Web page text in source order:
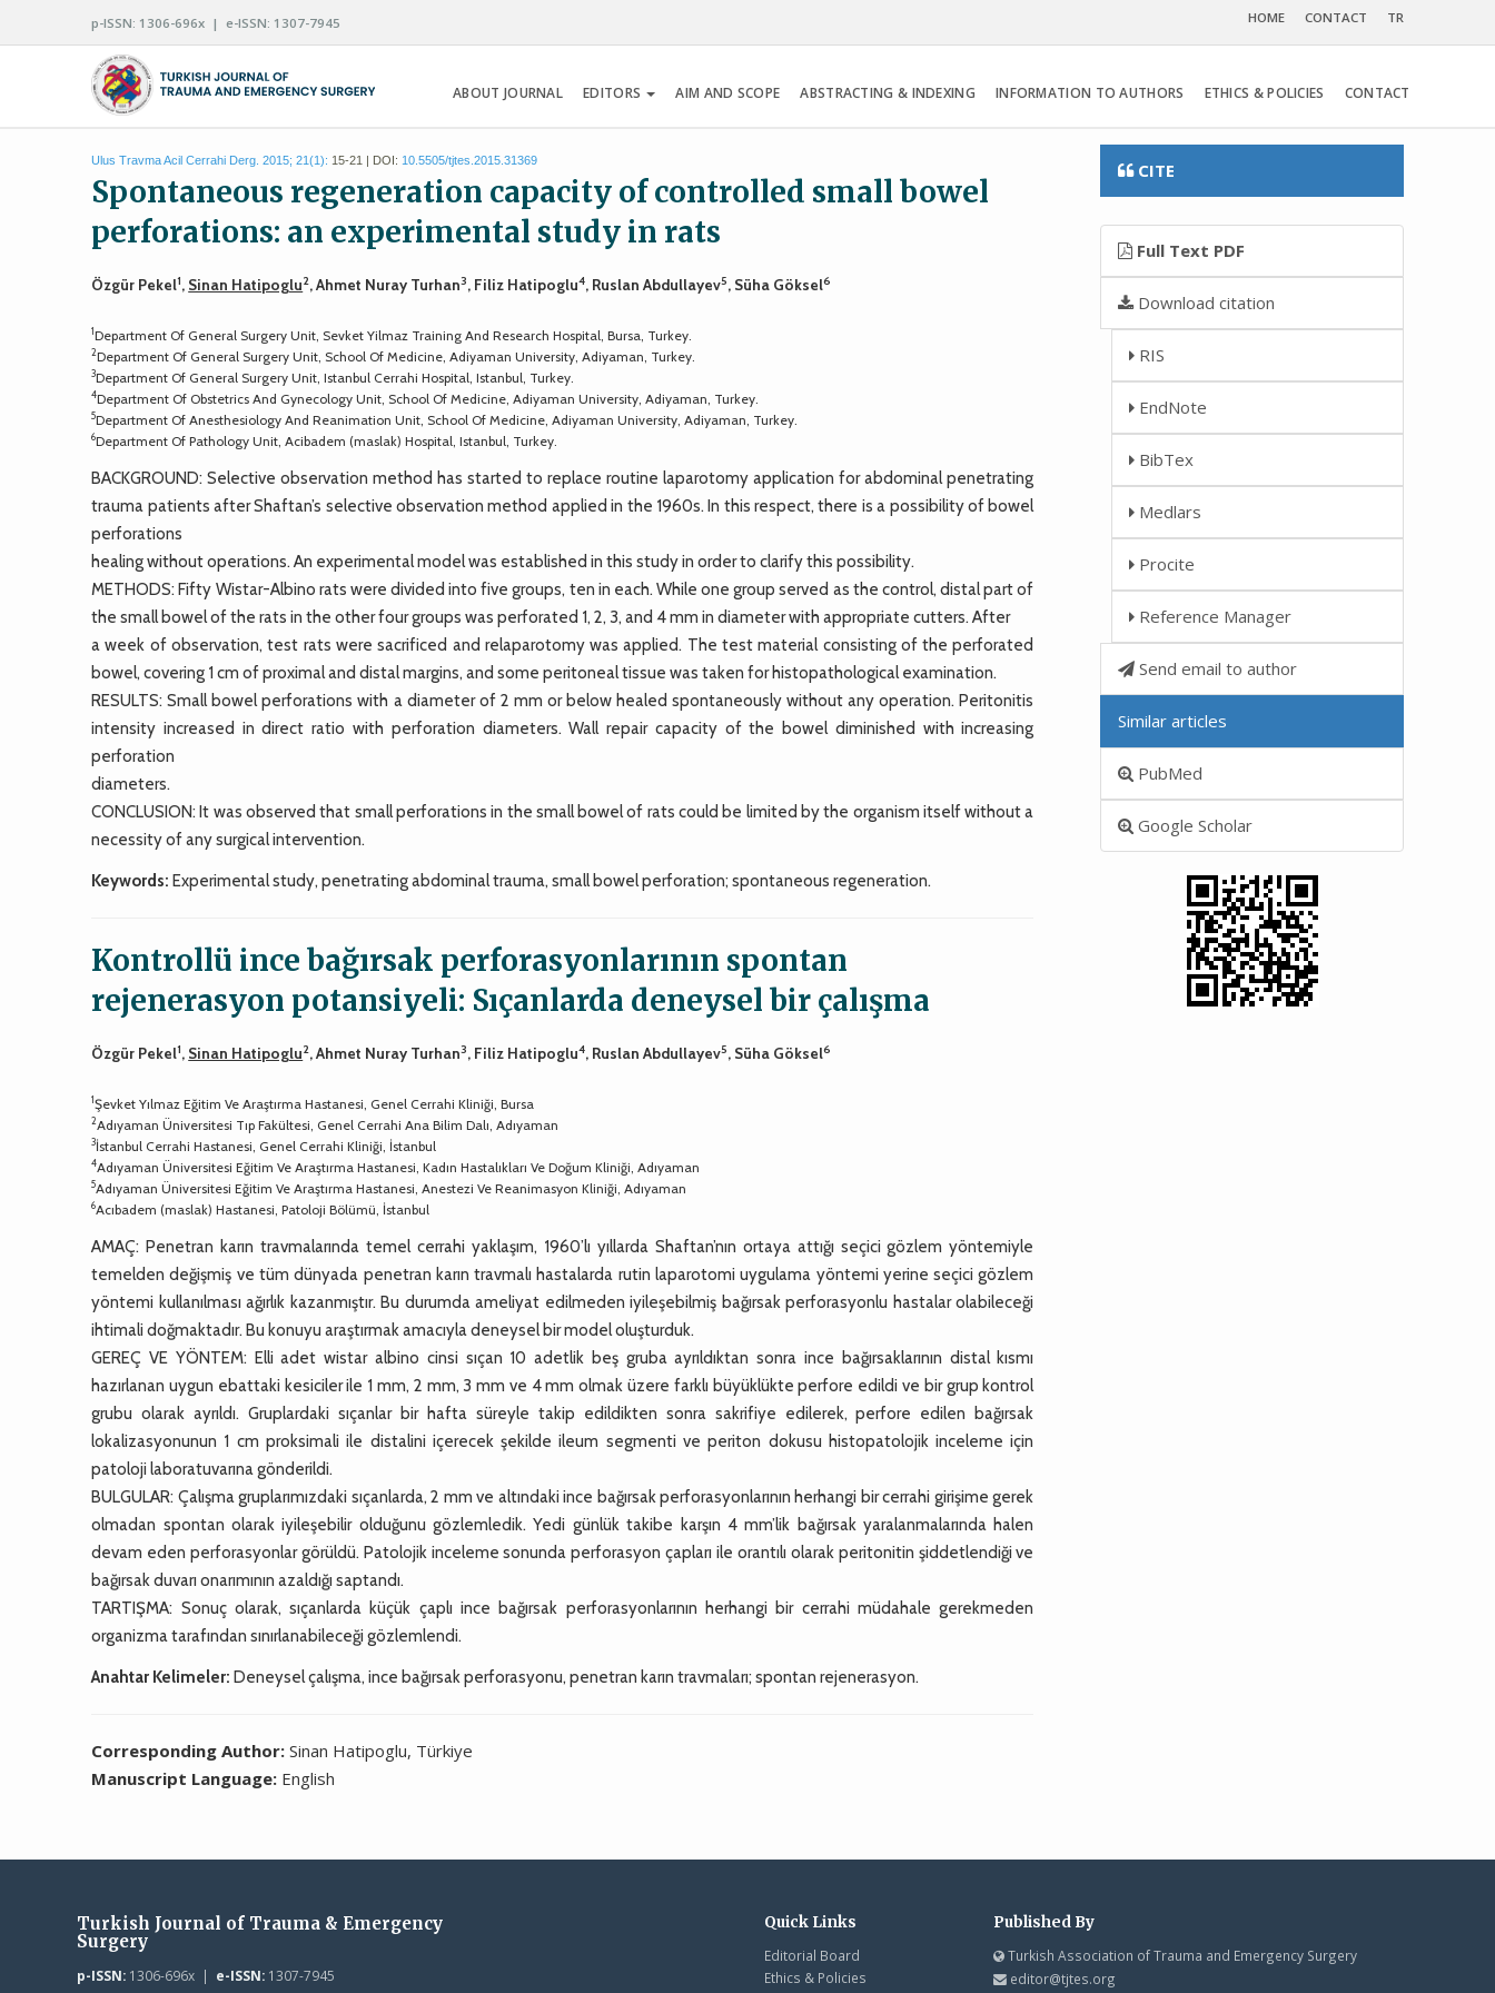
p-ISSN: 1306-696x | e-ISSN: 1307-7945 HOME CONTACT TR
ABOUT JOURNAL EDITORS AIM AND SCOPE ABSTRACTING & INDEXING INFORMATION TO AUTHORS ETHICS & POLICIES CONTACT
Ulus Travma Acil Cerrahi Derg. 2015; 21(1): 15-21 | DOI: 10.5505/tjtes.2015.31369
Spontaneous regeneration capacity of controlled small bowel
perforations: an experimental study in rats
Özgür Pekel1, Sinan Hatipoglu2, Ahmet Nuray Turhan3, Filiz Hatipoglu4, Ruslan Abdullayev5, Süha Göksel6
1Department Of General Surgery Unit, Sevket Yilmaz Training And Research Hospital, Bursa, Turkey.
2Department Of General Surgery Unit, School Of Medicine, Adiyaman University, Adiyaman, Turkey.
3Department Of General Surgery Unit, Istanbul Cerrahi Hospital, Istanbul, Turkey.
4Department Of Obstetrics And Gynecology Unit, School Of Medicine, Adiyaman University, Adiyaman, Turkey.
5Department Of Anesthesiology And Reanimation Unit, School Of Medicine, Adiyaman University, Adiyaman, Turkey.
6Department Of Pathology Unit, Acibadem (maslak) Hospital, Istanbul, Turkey.
BACKGROUND: Selective observation method has started to replace routine laparotomy application for abdominal penetrating
trauma patients after Shaftan’s selective observation method applied in the 1960s. In this respect, there is a possibility of bowel
perforations
healing without operations. An experimental model was established in this study in order to clarify this possibility.
METHODS: Fifty Wistar-Albino rats were divided into five groups, ten in each. While one group served as the control, distal part of
the small bowel of the rats in the other four groups was perforated 1, 2, 3, and 4 mm in diameter with appropriate cutters. After
a week of observation, test rats were sacrificed and relaparotomy was applied. The test material consisting of the perforated
bowel, covering 1 cm of proximal and distal margins, and some peritoneal tissue was taken for histopathological examination.
RESULTS: Small bowel perforations with a diameter of 2 mm or below healed spontaneously without any operation. Peritonitis
intensity increased in direct ratio with perforation diameters. Wall repair capacity of the bowel diminished with increasing
perforation
diameters.
CONCLUSION: It was observed that small perforations in the small bowel of rats could be limited by the organism itself without a
necessity of any surgical intervention.
Keywords: Experimental study, penetrating abdominal trauma, small bowel perforation; spontaneous regeneration.
Kontrollü ince bağırsak perforasyonlarının spontan
rejenerasyon potansiyeli: Sıçanlarda deneysel bir çalışma
Özgür Pekel1, Sinan Hatipoglu2, Ahmet Nuray Turhan3, Filiz Hatipoglu4, Ruslan Abdullayev5, Süha Göksel6
1Şevket Yılmaz Eğitim Ve Araştırma Hastanesi, Genel Cerrahi Kliniği, Bursa
2Adıyaman Üniversitesi Tıp Fakültesi, Genel Cerrahi Ana Bilim Dalı, Adıyaman
3İstanbul Cerrahi Hastanesi, Genel Cerrahi Kliniği, İstanbul
4Adıyaman Üniversitesi Eğitim Ve Araştırma Hastanesi, Kadın Hastalıkları Ve Doğum Kliniği, Adıyaman
5Adıyaman Üniversitesi Eğitim Ve Araştırma Hastanesi, Anestezi Ve Reanimasyon Kliniği, Adıyaman
6Acıbadem (maslak) Hastanesi, Patoloji Bölümü, İstanbul
AMAÇ: Penetran karın travmalarında temel cerrahi yaklaşım, 1960’lı yıllarda Shaftan’nın ortaya attığı seçici gözlem yöntemiyle
temelden değişmiş ve tüm dünyada penetran karın travmalı hastalarda rutin laparotomi uygulama yöntemi yerine seçici gözlem
yöntemi kullanılması ağırlık kazanmıştır. Bu durumda ameliyat edilmeden iyileşebilmiş bağırsak perforasyonlu hastalar olabileceği
ihtimali doğmaktadır. Bu konuyu araştırmak amacıyla deneysel bir model oluşturduk.
GEREÇ VE YÖNTEM: Elli adet wistar albino cinsi sıçan 10 adetlik beş gruba ayrıldıktan sonra ince bağırsaklarının distal kısmı
hazırlanan uygun ebattaki kesiciler ile 1 mm, 2 mm, 3 mm ve 4 mm olmak üzere farklı büyüklükte perfore edildi ve bir grup kontrol
grubu olarak ayrıldı. Gruplardaki sıçanlar bir hafta süreyle takip edildikten sonra sakrifiye edilerek, perfore edilen bağırsak
lokalizasyonunun 1 cm proksimali ile distalini içerecek şekilde ileum segmenti ve periton dokusu histopatolojik inceleme için
patoloji laboratuvarına gönderildi.
BULGULAR: Çalışma gruplarımızdaki sıçanlarda, 2 mm ve altındaki ince bağırsak perforasyonlarının herhangi bir cerrahi girişime gerek
olmadan spontan olarak iyileşebilir olduğunu gözlemledik. Yedi günlük takibe karşın 4 mm’lik bağırsak yaralanmalarında halen
devam eden perforasyonlar görüldü. Patolojik inceleme sonunda perforasyon çapları ile orantılı olarak peritonitin şiddetlendiği ve
bağırsak duvarı onarımının azaldığı saptandı.
TARTIŞMA: Sonuç olarak, sıçanlarda küçük çaplı ince bağırsak perforasyonlarının herhangi bir cerrahi müdahale gerekmeden
organizma tarafından sınırlanabileceği gözlemlendi.
Anahtar Kelimeler: Deneysel çalışma, ince bağırsak perforasyonu, penetran karın travmaları; spontan rejenerasyon.
Corresponding Author:Sinan Hatipoglu, Türkiye
Manuscript Language: English
CITE
Full Text PDF
Download citation
RIS
EndNote
BibTex
Medlars
Procite
Reference Manager
Send email to author
Similar articles
PubMed
Google Scholar
Turkish Journal of Trauma & Emergency
Surgery
p-ISSN:1306-696x | e-ISSN:1307-7945
Quick Links
Editorial Board
Ethics & Policies
Published By
Turkish Association of Trauma and Emergency Surgery
editor@tjtes.org